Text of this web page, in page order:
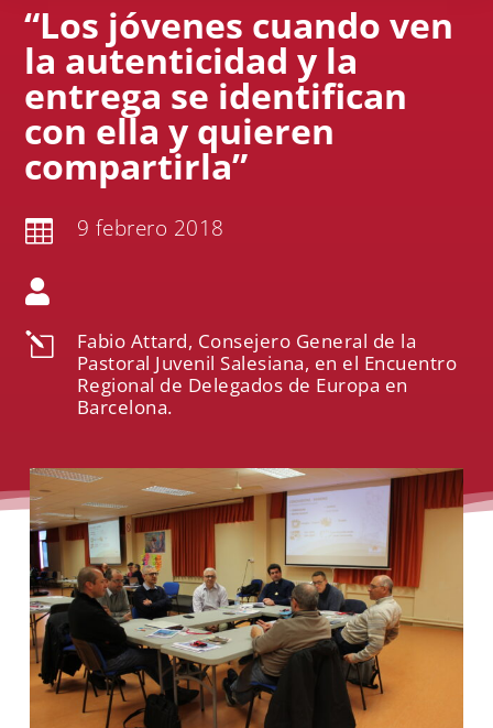
“Los jóvenes cuando ven
la autenticidad y la
entrega se identifican
con ella y quieren
compartirla”
 9 febrero 2018

l
Fabio Attard, Consejero General de la
Pastoral Juvenil Salesiana, en el Encuentro
Regional de Delegados de Europa en
Barcelona.